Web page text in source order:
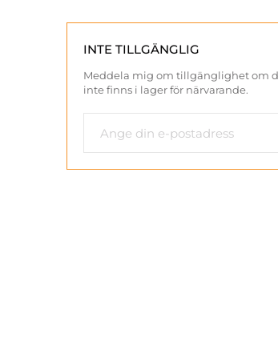
INTE TILLGÄNGLIG
Meddela mig om tillgänglighet om
inte finns i lager för närvarande.